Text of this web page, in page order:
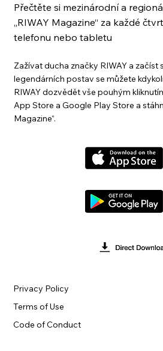
Přečtěte si mezinárodní a
„RIWAY Magazine“ za každé
telefonu nebo tabletu
Zažívat ducha značky RIWAY a začíst
legendárních postav se můžete
RIWAY dozvědět vše pouhým
App Store a Google Play Store a
Magazine“.
Terms of Use
Privacy Policy
Code of Conduct